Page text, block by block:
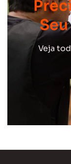
Veja